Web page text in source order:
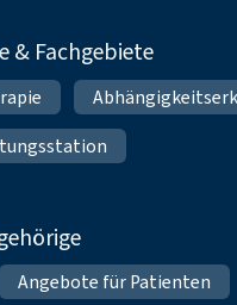
& Fachgebiete
Angebote für Patienten